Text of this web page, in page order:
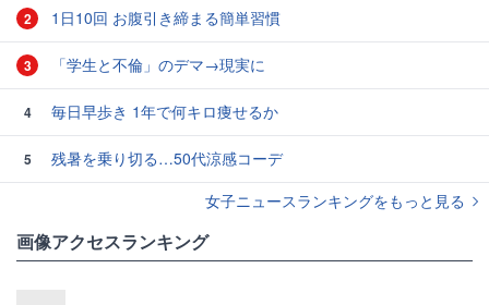
2 1日10回 お腹引き締まる簡単習慣
3 「学生と不倫」のデマ→現実に
4 毎日早歩き 1年で何キロ痩せるか
5
残暑を乗り切る…50代涼感コーデ
女子ニュースランキングをもっと見る
画像アクセスランキング